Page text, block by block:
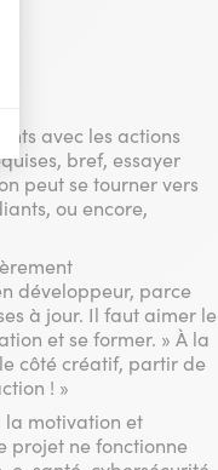
avec les actions
bref, essayer
peut se tourner vers
ou encore,
développeur, parce
à jour. Il faut aimer le
et se former. » À la
côté créatif, partir de
! »
la motivation et
projet ne fonctionne